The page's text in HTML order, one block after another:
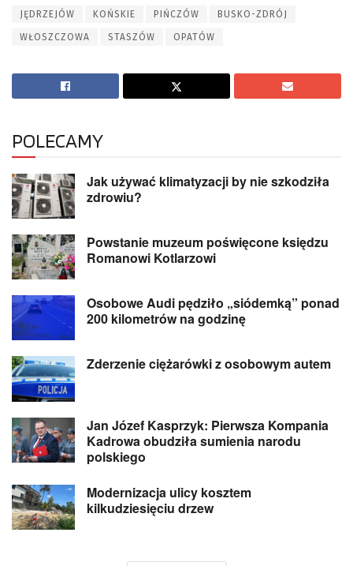
JĘDRZEJÓW KOŃSKIE PIŃCZÓW BUSKO-ZDRÓJ
WŁOSZCZOWA STASZÓW OPATÓW
POLECAMY
Jak używać klimatyzacji by nie szkodziła
zdrowiu?
Powstanie muzeum poświęcone księdzu
Romanowi Kotlarzowi
Osobowe Audi pędziło „siódemką” ponad
200 kilometrów na godzinę
Zderzenie ciężarówki z osobowym autem
Jan Józef Kasprzyk: Pierwsza Kompania
Kadrowa obudziła sumienia narodu
polskiego
Modernizacja ulicy kosztem
kilkudziesięciu drzew